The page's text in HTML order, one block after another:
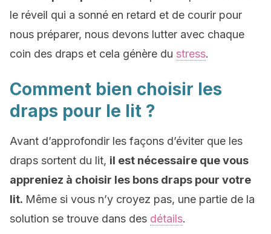
le réveil qui a sonné en retard et de courir pour
nous préparer, nous devons lutter avec chaque
coin des draps et cela génère du stress.
Comment bien choisir les
draps pour le lit ?
Avant d’approfondir les façons d’éviter que les
draps sortent du lit, il est nécessaire que vous
appreniez à choisir les bons draps pour votre
lit. Même si vous n’y croyez pas, une partie de la
solution se trouve dans des détails.